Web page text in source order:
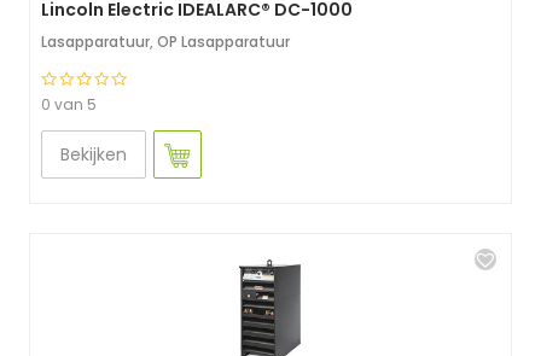
Lincoln Electric IDEALARC® DC-1000
Lasapparatuur, OP Lasapparatuur
0 van 5
Bekijken